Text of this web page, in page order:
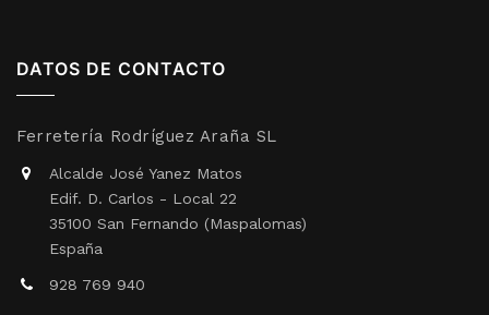
DATOS DE CONTACTO
Ferretería Rodríguez Araña SL
Alcalde José Yanez Matos
Edif. D. Carlos - Local 22
35100 San Fernando (Maspalomas)
España
928 769 940